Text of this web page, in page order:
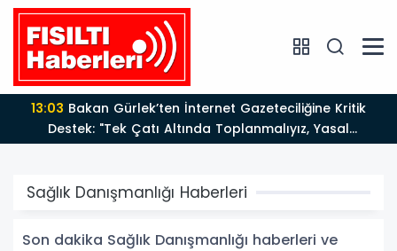
13:03
Destek: "Tek Çatı Altında Toplanmalıyız, Yasal
Düzenlemeye Hazırız"
Sağlık Danışmanlığı Haberleri
Son dakika Sağlık Danışmanlığı haberleri ve